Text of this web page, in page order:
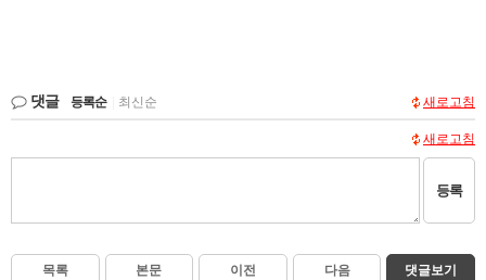
댓글 등록순 최신순 새로고침
새로고침
등록
목록 본문 이전 다음 댓글보기